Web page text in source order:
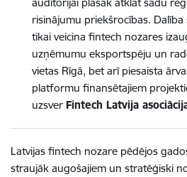
risinājumu priekšrocības.
tikai veicina fintech nozares
uzņēmumu eksportspēju un
vietas Rīgā, bet arī piesaista
platformu finansētajiem
uzsver Fintech Latvija
Latvijas fintech nozare pēdējos
straujāk augošajiem un stratēģiski